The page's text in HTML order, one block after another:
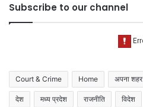
Subscribe to our channel
Court & Crime Home अपना शहर
देश मध्य प्रदेश राजनीति विदेश